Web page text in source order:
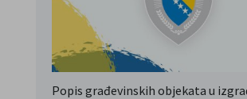
Popis građevinskih objekata u